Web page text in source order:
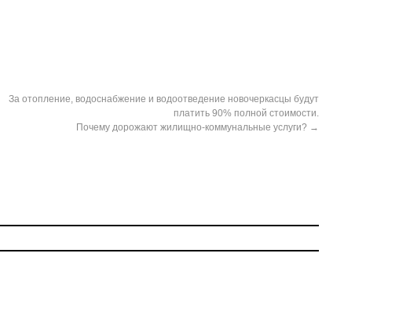
За отопление, водоснабжение и водоотведение новочеркасцы будут
платить 90% полной стоимости.
Почему дорожают жилищно-коммунальные услуги? →